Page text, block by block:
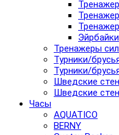
Эйрбайки
Тренажеры
Турники/
Турники/
Шведские
Шведские
Часы
AQUATICO
BERNY